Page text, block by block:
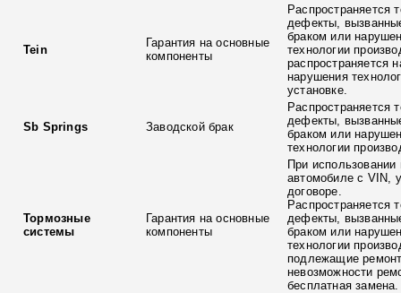
Tein
Гарантия на основные
компоненты
Распространяется
дефекты,
браком или
технологии
распространяется
нарушения
установке.
Sb Springs Заводской брак
Распространяется
дефекты,
браком или
технологии
Тормозные
системы
Гарантия на основные
компоненты
При использовании
автомобиле с VIN,
договоре.
Распространяется
дефекты,
браком или
технологии
подлежащие
невозможности
бесплатная замена.